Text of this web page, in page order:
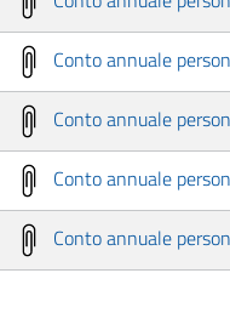
Conto annuale
Conto annuale
Conto annuale
Conto annuale